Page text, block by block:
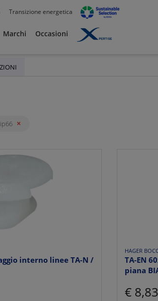
Transizione energetica
Marchi Occasioni
Tubo PVC,Metallo,Guaine e Accessori
interno linee TA-N /
HAGER
TA-EN
piana
€ 8,83